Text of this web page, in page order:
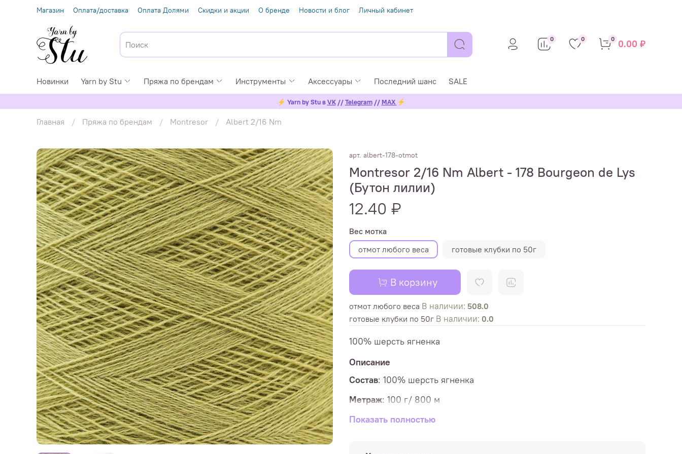
Магазин Оплата/доставка Оплата Долями Скидки и акции О бренде Новости и блог Личный кабинет
0 0 0 0.00 ₽
Новинки Yarn by Stu Пряжа по брендам Инструменты Аксессуары Последний шанс SALE
⚡ Yarn by Stu вVK//Telegram// MAX ⚡
Главная Пряжа по брендам Montresor Albert 2/16 Nm
арт. albert-178-otmot
Montresor 2/16 Nm Albert - 178 Bourgeon de Lys
(Бутон лилии)
12.40 ₽
Вес мотка
отмот любого веса
готовые клубки по 50г
В корзину
отмот любого веса В наличии: 508.0
готовые клубки по 50г В наличии: 0.0
100% шерсть ягненка
Описание
Состав: 100% шерсть ягненка
Метраж: 100 г/ 800 м
Спицы:в 1 нить - 2-2,5 мм, в 2 нити - 3-4 мм
необходимое количество в граммах.
Показать полностью